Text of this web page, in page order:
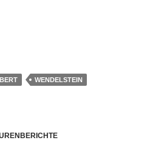
WENDELSTEIN